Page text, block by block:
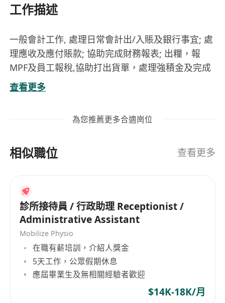
工作描述
一般會計工作, 處理日常會計出/入賬及銀行事宜; 處
理應收及應付賬款; 協助完成財務報表; 出糧，報
MPF及員工報稅,協助打出貨單，處理強積金及完成
上司指派的工作
資歷 :
語; 懂讀寫中文; 略懂讀寫英文; 懂MS Outlook; 懂
輸入法; 工作主動認真, 誠實, 對工作有熱誠
每月$16000 - $17000, 放勞工假期,年尾花紅,返星期
一至六: 上午8:30-5:30.
查看更多
為您推薦更多合適崗位
相似職位 查看更多
診所接待員 / 行政助理 Receptionist /
Administrative Assistant
Mobilize Physio
在職有薪培訓，介紹人獎金
5天工作，公眾假期休息
應屆畢業生及無相關經驗者歡迎
$14K-18K/月